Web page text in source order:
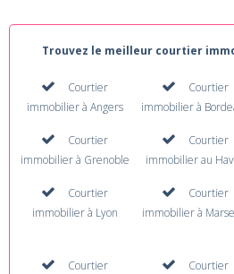
Trouvez le meilleur courtier
Courtier
immobilier à Angers
Courtier
immobilier à
Courtier
immobilier à Grenoble
Courtier
immobilier au
Courtier
immobilier à Lyon
Courtier
immobilier à
Courtier
Courtier